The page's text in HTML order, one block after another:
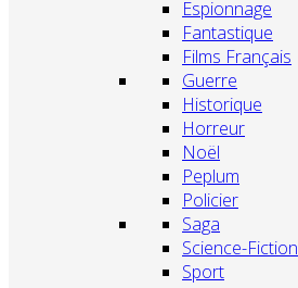
Espionnage
Fantastique
Films Français
Guerre
Historique
Horreur
Noël
Peplum
Policier
Saga
Science-Fiction
Sport